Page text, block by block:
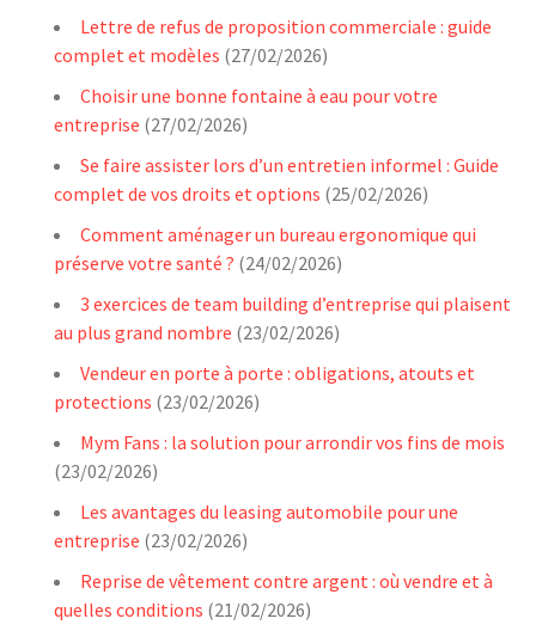
Lettre de refus de proposition commerciale : guide
complet et modèles (27/02/2026)
Choisir une bonne fontaine à eau pour votre
entreprise (27/02/2026)
Se faire assister lors d’un entretien informel : Guide
complet de vos droits et options (25/02/2026)
Comment aménager un bureau ergonomique qui
préserve votre santé ? (24/02/2026)
3 exercices de team building d’entreprise qui plaisent
au plus grand nombre (23/02/2026)
Vendeur en porte à porte : obligations, atouts et
protections (23/02/2026)
Mym Fans : la solution pour arrondir vos fins de mois
(23/02/2026)
Les avantages du leasing automobile pour une
entreprise (23/02/2026)
Reprise de vêtement contre argent : où vendre et à
quelles conditions (21/02/2026)